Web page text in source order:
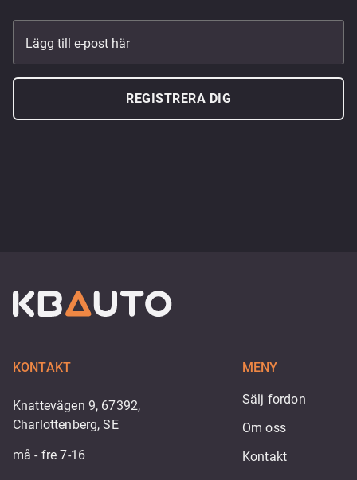
Lägg till e-post här
REGISTRERA DIG
KONTAKT
Knattevägen 9, 67392,
Charlottenberg, SE
må - fre 7-16
MENY
Sälj fordon
Om oss
Kontakt